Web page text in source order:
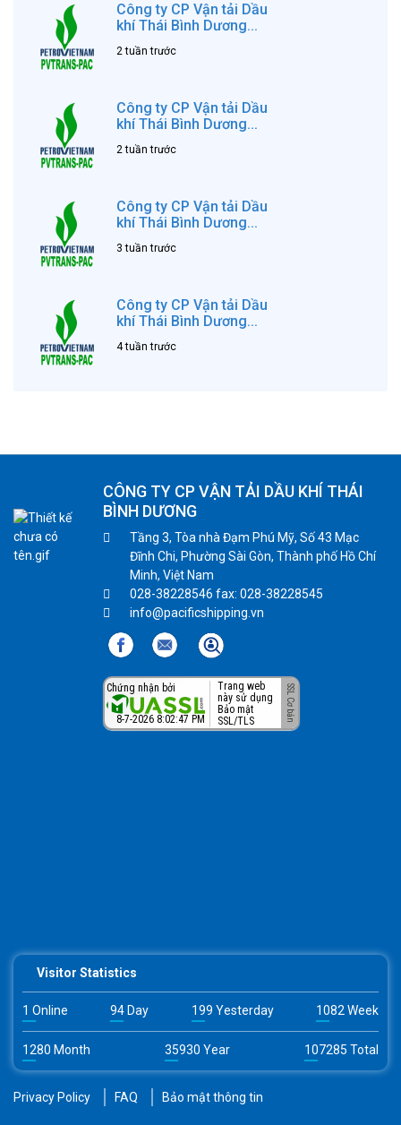
Công ty CP Vận tải Dầu
khí Thái Bình Dương...
2 tuần trước
Công ty CP Vận tải Dầu
khí Thái Bình Dương...
2 tuần trước
Công ty CP Vận tải Dầu
khí Thái Bình Dương...
3 tuần trước
Công ty CP Vận tải Dầu
khí Thái Bình Dương...
4 tuần trước
CÔNG TY CP VẬN TẢI DẦU KHÍ THÁI
BÌNH DƯƠNG
Tầng 3, Tòa nhà Đạm Phú Mỹ, Số 43 Mạc
Đĩnh Chi, Phường Sài Gòn, Thành phố Hồ Chí
Minh, Việt Nam
028-38228546 fax: 028-38228545
info@pacificshipping.vn
Chứng nhận bởi
8-7-2026 8:02:47 PM
Trang web
này sử dụng
Bảo mật
SSL/TLS
Visitor Statistics
1 Online 94 Day 199 Yesterday 1082 Week
1280 Month 35930 Year 107285 Total
Privacy Policy FAQ Bảo mật thông tin